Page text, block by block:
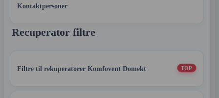
Kontaktpersoner
Recuperator filtre
Filtre til rekuperatorer Komfovent Domekt TOP